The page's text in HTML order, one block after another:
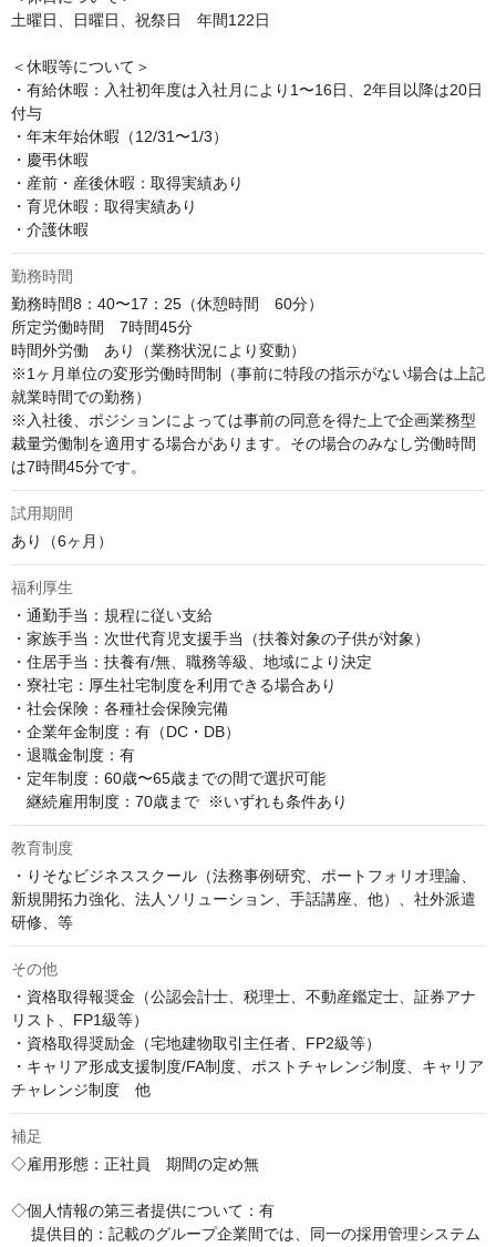
土曜日、日曜日、祝祭日　年間122日
＜休暇等について＞
・有給休暇：入社初年度は入社月により1〜16日、2年目以降は20日
付与
・年末年始休暇（12/31〜1/3）
・慶弔休暇
・産前・産後休暇：取得実績あり
・育児休暇：取得実績あり
・介護休暇
勤務時間
勤務時間8：40〜17：25（休憩時間　60分）
所定労働時間　7時間45分
時間外労働　あり（業務状況により変動）
※1ヶ月単位の変形労働時間制（事前に特段の指示がない場合は上記
就業時間での勤務）
※入社後、ポジションによっては事前の同意を得た上で企画業務型
裁量労働制を適用する場合があります。その場合のみなし労働時間
は7時間45分です。
試用期間
あり（6ヶ月）
福利厚生
・通勤手当：規程に従い支給
・家族手当：次世代育児支援手当（扶養対象の子供が対象）
・住居手当：扶養有/無、職務等級、地域により決定
・寮社宅：厚生社宅制度を利用できる場合あり
・社会保険：各種社会保険完備
・企業年金制度：有（DC・DB）
・退職金制度：有
・定年制度：60歳〜65歳までの間で選択可能
継続雇用制度：70歳まで  ※いずれも条件あり
教育制度
・りそなビジネススクール（法務事例研究、ポートフォリオ理論、
新規開拓力強化、法人ソリューション、手話講座、他）、社外派遣
研修、等
その他
・資格取得報奨金（公認会計士、税理士、不動産鑑定士、証券アナ
リスト、FP1級等）
・資格取得奨励金（宅地建物取引主任者、FP2級等）
・キャリア形成支援制度/FA制度、ポストチャレンジ制度、キャリア
チャレンジ制度　他
補足
◇雇用形態：正社員　期間の定め無
◇個人情報の第三者提供について：有
提供目的：記載のグループ企業間では、同一の採用管理システム